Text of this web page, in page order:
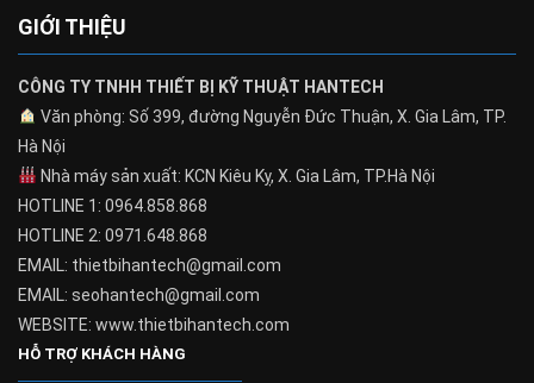
GIỚI THIỆU
CÔNG TY TNHH THIẾT BỊ KỸ THUẬT HANTECH
Văn phòng: Số 399, đường Nguyễn Đức Thuận, X. Gia Lâm, TP.
Hà Nội
Nhà máy sản xuất: KCN Kiêu Kỵ, X. Gia Lâm, TP.Hà Nội
HOTLINE 1: 0964.858.868
HOTLINE 2: 0971.648.868
EMAIL: thietbihantech@gmail.com
EMAIL: seohantech@gmail.com
WEBSITE: www.thietbihantech.com
HỖ TRỢ KHÁCH HÀNG